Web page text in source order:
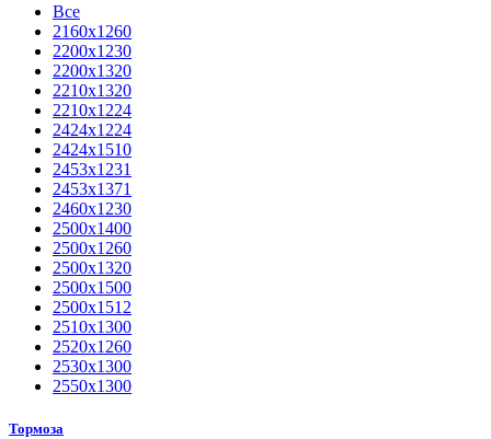
Все
2160х1260
2200х1230
2200х1320
2210x1320
2210х1224
2424х1224
2424х1510
2453х1231
2453х1371
2460х1230
2500x1400
2500х1260
2500х1320
2500х1500
2500х1512
2510х1300
2520х1260
2530х1300
2550х1300
Тормоза